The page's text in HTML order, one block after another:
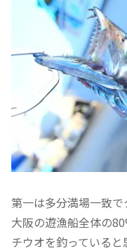
第一は多分満場一致
大阪の遊漁船全体の
チウオを釣っていると